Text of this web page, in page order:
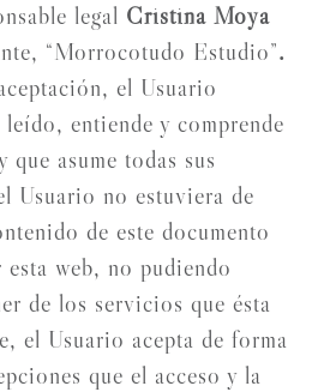
legal Cristina Moya
“Morrocotudo Estudio”.
el Usuario
entiende y comprende
asume todas sus
Usuario no estuviera de
de este documento
esta web, no pudiendo
de los servicios que ésta
el Usuario acepta de forma
que el acceso y la